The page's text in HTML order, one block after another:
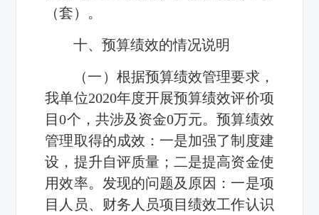
（套）。
十、预算绩效的情况说明
（一） 根据预算绩效管理要求，
我单位2020年度开展预算绩效评价项
目0个，共涉及资金0万元。预算绩效
管理取得的成效：一是加强了制度建
设，提升自评质量 ；二是提高资金使
用效率。发现的问题及原因：一是项
目人员、财务人员项目绩效工作认识